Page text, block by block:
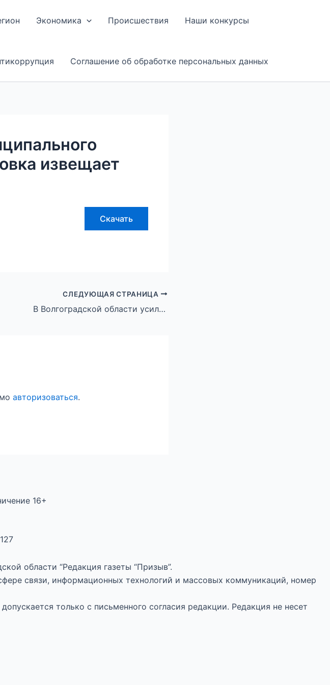
Экономика Происшествия Наши конкурсы
Соглашение об обработке персональных данных
извещает
Скачать
СЛЕДУЮЩАЯ СТРАНИЦА
В Волгоградской области усилен контроль за работой управляющих компаний
авторизоваться.
16+
области “Редакция газеты “Призыв”.
связи, информационных технологий и массовых коммуникаций, номер
только с письменного согласия редакции. Редакция не несет